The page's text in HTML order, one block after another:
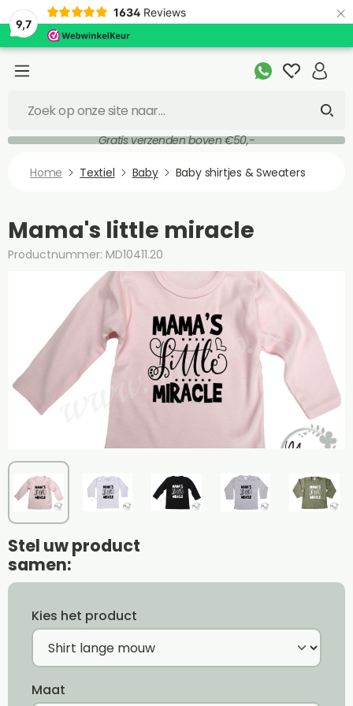
9,7
1634 Reviews ×
Gratis verzenden boven €50,-
Home Textiel Baby Baby shirtjes & Sweaters
Mama's little miracle
Productnummer: MD10411.20
Stel uw product
samen:
Kies het product
Maat